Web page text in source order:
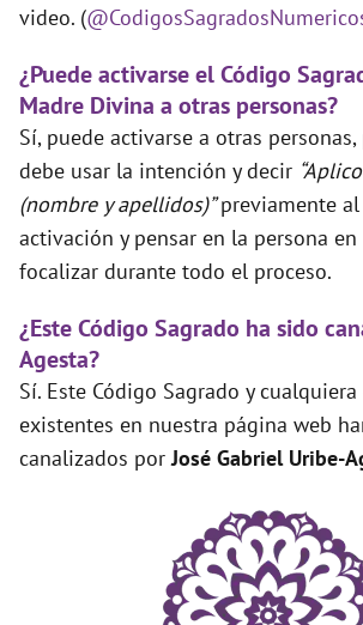
video. (
¿Puede activarse el Código
Madre Divina a otras personas?
Sí, puede activarse a otras
debe usar la intención y decir
(nombre y apellidos)”previamente
activación y pensar en la persona
focalizar durante todo el proceso.
¿Este Código Sagrado ha sido
Agesta?
Sí. Este Código Sagrado y
existentes en nuestra página web
canalizados porJosé Gabriel Uribe-